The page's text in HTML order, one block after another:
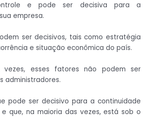
e pode ser decisiva para a
empresa.
ser decisivos, tais como estratégia
e situação econômica do país.
vezes, esses fatores não podem ser
administradores.
pode ser decisivo para a continuidade
que, na maioria das vezes, está sob o